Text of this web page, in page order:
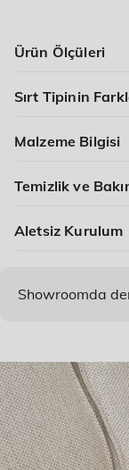
Ürün Ölçüleri
Sırt Tipinin
Malzeme Bilgisi
Temizlik ve
Aletsiz Kurulum
Showroomda